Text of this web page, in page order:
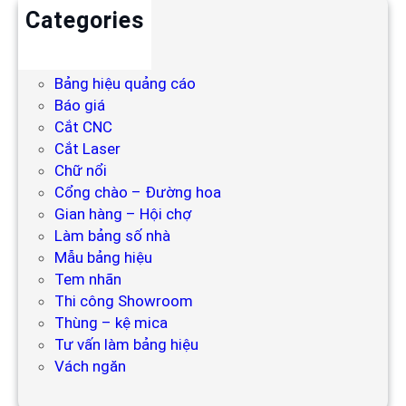
Categories
Bảng hiệu quảng cáo
Báo giá
Cắt CNC
Cắt Laser
Chữ nổi
Cổng chào – Đường hoa
Gian hàng – Hội chợ
Làm bảng số nhà
Mẫu bảng hiệu
Tem nhãn
Thi công Showroom
Thùng – kệ mica
Tư vấn làm bảng hiệu
Vách ngăn